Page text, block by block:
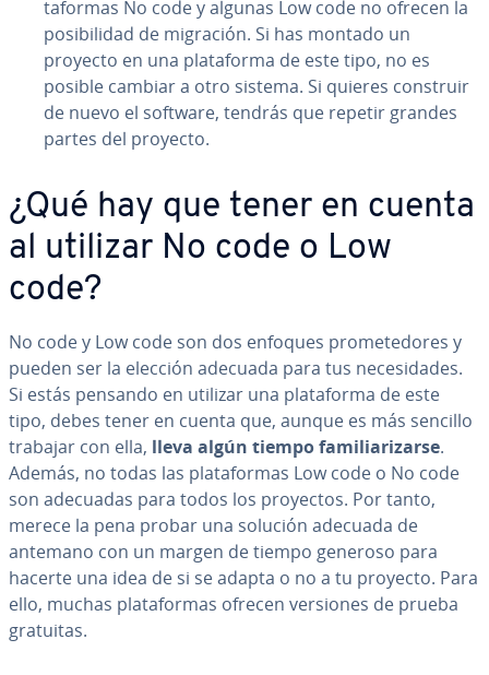
ta­fo­r­mas No code y algunas Low code no ofrecen la
po­si­bi­li­dad de migración. Si has montado un
proyecto en una pla­ta­fo­r­ma de este tipo, no es
posible cambiar a otro sistema. Si quieres construir
de nuevo el software, tendrás que repetir grandes
partes del proyecto.
¿Qué hay que tener en cuenta
al utilizar No code o Low
code?
No code y Low code son dos enfoques pro­me­te­do­res y
pueden ser la elección adecuada para tus ne­ce­si­da­des.
Si estás pensando en utilizar una pla­ta­fo­r­ma de este
tipo, debes tener en cuenta que, aunque es más sencillo
trabajar con ella, lleva algún tiempo fa­mi­lia­ri­zar­se.
Además, no todas las pla­ta­fo­r­mas Low code o No code
son adecuadas para todos los proyectos. Por tanto,
merece la pena probar una solución adecuada de
antemano con un margen de tiempo generoso para
hacerte una idea de si se adapta o no a tu proyecto. Para
ello, muchas pla­ta­fo­r­mas ofrecen versiones de prueba
gratuitas.